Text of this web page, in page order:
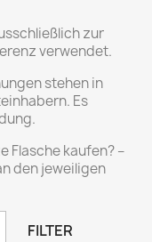
zur
verwendet.
stehen in
Es
Flasche kaufen? –
den jeweiligen
FILTER